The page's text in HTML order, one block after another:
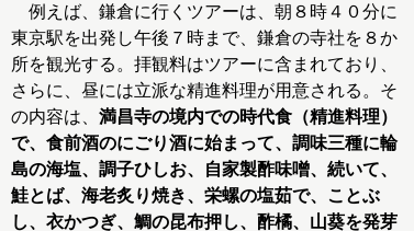
例えば、鎌倉に行くツアーは、朝８時４０分に
東京駅を出発し午後７時まで、鎌倉の寺社を８か
所を観光する。拝観料はツアーに含まれており、
さらに、昼には立派な精進料理が用意される。そ
の内容は、 満昌寺の境内での時代食（精進料理）
で、食前酒のにごり酒に始まって、調味三種に輪
島の海塩、調子ひしお、自家製酢味噌、続いて、
鮭とば、海老炙り焼き、栄螺の塩茹で、ことぶ
し、衣かつぎ、鯛の昆布押し、酢橘、山葵を発芽